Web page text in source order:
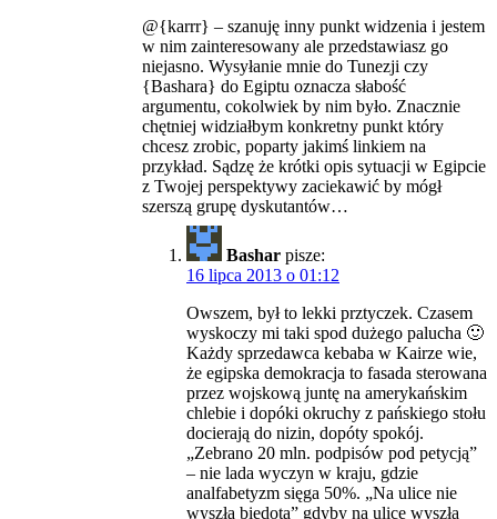
@{karrr} – szanuję inny punkt widzenia i jestem
w nim zainteresowany ale przedstawiasz go
niejasno. Wysyłanie mnie do Tunezji czy
{Bashara} do Egiptu oznacza słabość
argumentu, cokolwiek by nim było. Znacznie
chętniej widziałbym konkretny punkt który
chcesz zrobic, poparty jakimś linkiem na
przykład. Sądzę że krótki opis sytuacji w Egipcie
z Twojej perspektywy zaciekawić by mógł
szerszą grupę dyskutantów…
Bashar pisze:
16 lipca 2013 o 01:12
Owszem, był to lekki prztyczek. Czasem
wyskoczy mi taki spod dużego palucha 🙂
Każdy sprzedawca kebaba w Kairze wie,
że egipska demokracja to fasada sterowana
przez wojskową juntę na amerykańskim
chlebie i dopóki okruchy z pańskiego stołu
docierają do nizin, dopóty spokój.
„Zebrano 20 mln. podpisów pod petycją”
– nie lada wyczyn w kraju, gdzie
analfabetyzm sięga 50%. „Na ulice nie
wyszła biedota” gdyby na ulice wyszła